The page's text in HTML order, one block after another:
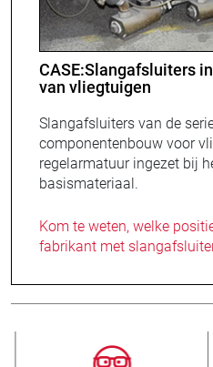
CASE:Slangafsluiters
van vliegtuigen
Slangafsluiters van de
componentenbouw voor
regelarmatuur ingezet bij
basismateriaal.
Kom te weten, welke
fabrikant met